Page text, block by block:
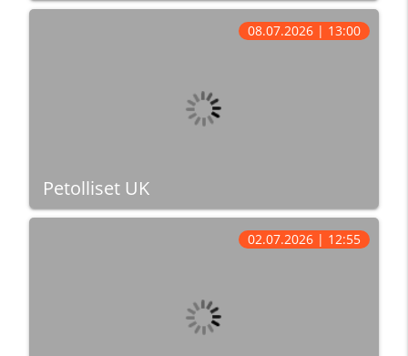
Petolliset UK
08.07.2026 | 13:00
02.07.2026 | 12:55